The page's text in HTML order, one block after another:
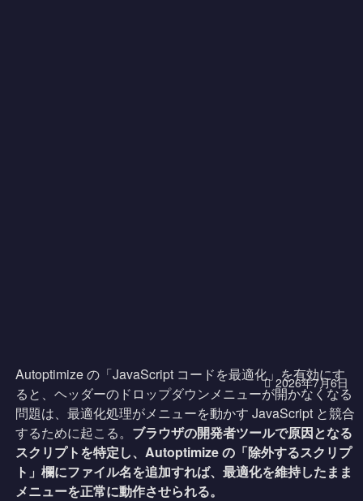
2026年7月6日
Autoptimize の「JavaScript コードを最適化」を有効にす
ると、ヘッダーのドロップダウンメニューが開かなくなる
問題は、最適化処理がメニューを動かす JavaScript と競合
するために起こる。 ブラウザの開発者ツールで原因となる
スクリプトを特定し、Autoptimize の「除外するスクリプ
ト」欄にファイル名を追加すれば、最適化を維持したまま
メニューを正常に動作させられる。